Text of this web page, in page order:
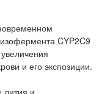
CYP2C9
и его экспозиции.